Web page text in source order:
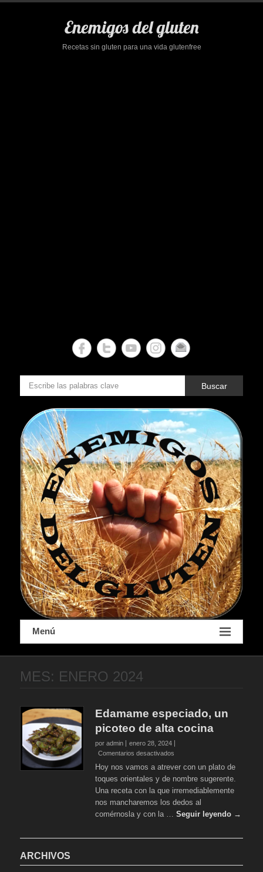
Saltar
Enemigos del gluten
Recetas sin gluten para una vida glutenfree
Buscar
Menú
MES: ENERO 2024
Edamame especiado, un
picoteo de alta cocina
por admin
enero 28, 2024
Comentarios desactivadosen
un
picoteo
de
alta
Hoy nos vamos a atrever con un plato de
toques orientales y de nombre sugerente.
Una receta con la que irremediablemente
nos mancharemos los dedos al
comérnosla y con la … Seguir leyendo →
ARCHIVOS